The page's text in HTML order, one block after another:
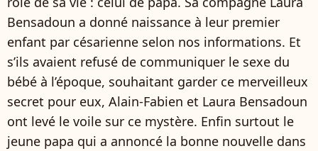
Bensadoun a donné naissance à leur premier
enfant par césarienne selon nos informations. Et
s’ils avaient refusé de communiquer le sexe du
bébé à l’époque, souhaitant garder ce merveilleux
secret pour eux, Alain-Fabien et Laura Bensadoun
ont levé le voile sur ce mystère. Enfin surtout le
jeune papa qui a annoncé la bonne nouvelle dans